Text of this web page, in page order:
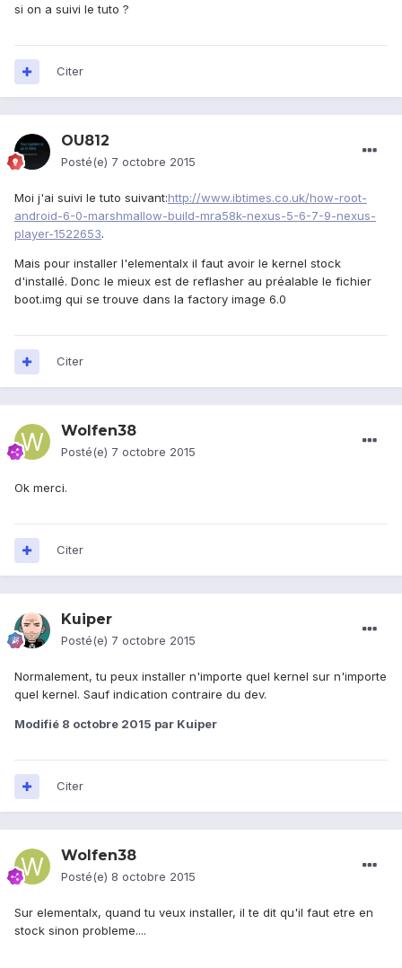
si on a suivi le tuto ?
Citer
OU812
Posté(e) 7 octobre 2015
Moi j'ai suivi le tuto suivant:http://www.ibtimes.co.uk/how-root-
android-6-0-marshmallow-build-mra58k-nexus-5-6-7-9-nexus-
player-1522653.
Mais pour installer l'elementalx il faut avoir le kernel stock
d'installé. Donc le mieux est de reflasher au préalable le fichier
boot.img qui se trouve dans la factory image 6.0
Citer
Wolfen38
Posté(e) 7 octobre 2015
Ok merci.
Citer
Kuiper
Posté(e) 7 octobre 2015
Normalement, tu peux installer n'importe quel kernel sur n'importe
quel kernel. Sauf indication contraire du dev.
Modifié 8 octobre 2015 par Kuiper
Citer
Wolfen38
Posté(e) 8 octobre 2015
Sur elementalx, quand tu veux installer, il te dit qu'il faut etre en
stock sinon probleme....